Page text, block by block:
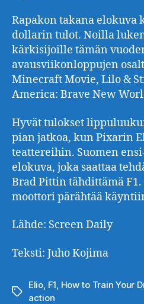
Rapakon takana elokuva
dollarin tulot. Noilla
kärkisijoille tämän
avausviikonloppujen
Minecraft Movie, Lilo &
America: Brave New
Hyvät tulokset
pian jatkoa, kun Pixarin
teattereihin. Suomen
elokuva, joka saattaa
Brad Pittin tähdittämä
moottori pärähtää
Lähde: Screen Daily
Teksti: Juho Kojima
Avainsanat
Elio, F1, How to Train Your
action